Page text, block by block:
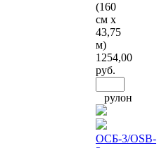
(160
см х
43,75
м)
1254,00
руб.
рулон
ОСБ-3/OSB-